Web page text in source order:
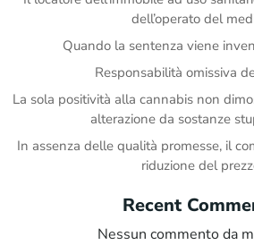
dell’operato del
Quando la sentenza viene
Responsabilità omissiva
La sola positività alla cannabis non
alterazione da sostanze
In assenza delle qualità promesse, il
riduzione del
Recent
Nessun commento da